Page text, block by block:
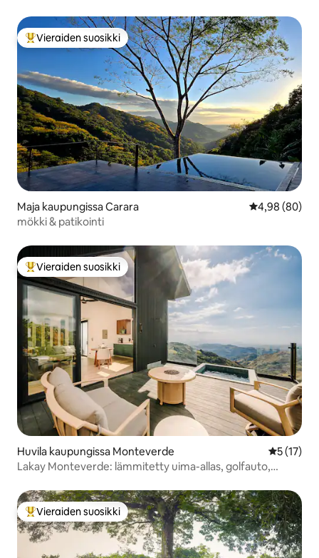
Vieraiden suosikkien parhaimmistoa
Vieraiden suosikki
Maja kaupungissa Carara
4,98 (80)
mökki & patikointi
Vieraiden suosikkien parhaimmistoa
Vieraiden suosikki
Huvila kaupungissa Monteverde
5 (17)
Lakay Monteverde: lämmitetty uima-allas, golfauto,
Vieraiden suosikkien parhaimmistoa
Vieraiden suosikki